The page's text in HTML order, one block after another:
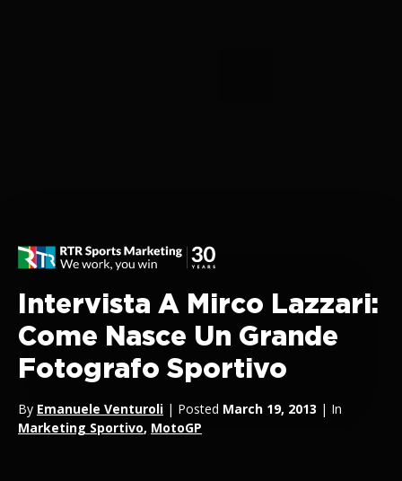
Intervista A Mirco Lazzari:
Come Nasce Un Grande
Fotografo Sportivo
By Emanuele Venturoli | Posted March 19, 2013 | In
Marketing Sportivo, MotoGP